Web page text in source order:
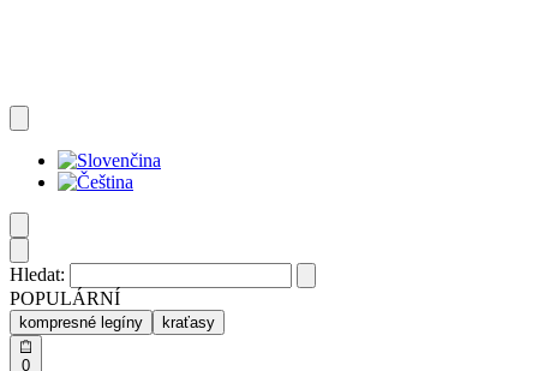
Hledat:
POPULÁRNÍ
kompresné legíny kraťasy
0